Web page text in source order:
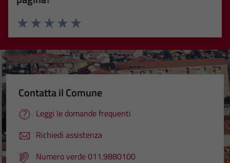
Valuta 5 stelle su 5
Valuta 4 stelle su 5
Valuta 3 stelle su 5
Valuta 2 stelle su 5
Valuta 1 stelle su 5
Contatta il Comune
Leggi le domande frequenti
Richiedi assistenza
Numero verde 011.9880100